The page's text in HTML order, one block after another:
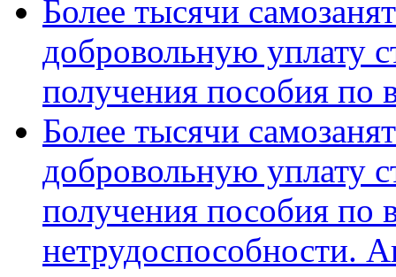
Более тысячи
добровольную уплату
получения пособия по
Более тысячи
добровольную уплату
получения пособия по
нетрудоспособности.